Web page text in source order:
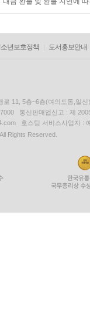
년보호정책 도서홍보안내
로 11, 5층~6층(여의도동,일신
통신판매업신고 : 제
호스팅 서비스사업자 :
Rights Reserved.